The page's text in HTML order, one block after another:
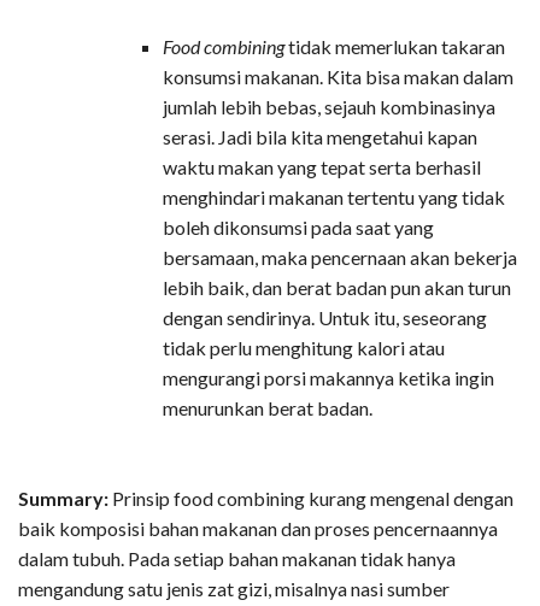
Food combiningtidak memerlukan takaran
konsumsi makanan. Kita bisa makan dalam
jumlah lebih bebas, sejauh kombinasinya
serasi. Jadi bila kita mengetahui kapan
waktu makan yang tepat serta berhasil
menghindari makanan tertentu yang tidak
boleh dikonsumsi pada saat yang
bersamaan, maka pencernaan akan bekerja
lebih baik, dan berat badan pun akan turun
dengan sendirinya. Untuk itu, seseorang
tidak perlu menghitung kalori atau
mengurangi porsi makannya ketika ingin
menurunkan berat badan.
Summary: Prinsip food combining kurang mengenal dengan
baik komposisi bahan makanan dan proses pencernaannya
dalam tubuh. Pada setiap bahan makanan tidak hanya
mengandung satu jenis zat gizi, misalnya nasi sumber